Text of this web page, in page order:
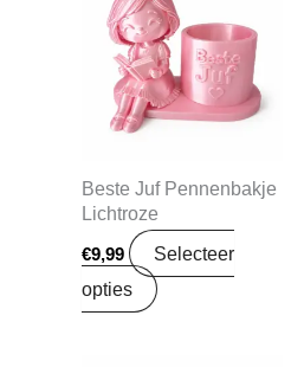
Beste Juf Pennenbakje
Lichtroze
€9,99
Selecteer
opties